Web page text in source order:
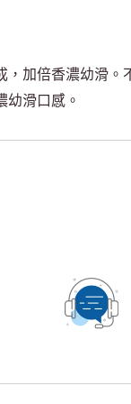
，加倍香濃幼滑。
滑口感。